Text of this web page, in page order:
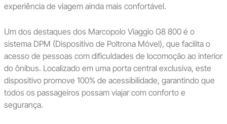
experiência de viagem ainda mais confortável.
Um dos destaques dos Marcopolo Viaggio G8 800 é o
sistema DPM (Dispositivo de Poltrona Móvel), que facilita o
acesso de pessoas com dificuldades de locomoção ao interior
do ônibus. Localizado em uma porta central exclusiva, este
dispositivo promove 100% de acessibilidade, garantindo que
todos os passageiros possam viajar com conforto e
segurança.